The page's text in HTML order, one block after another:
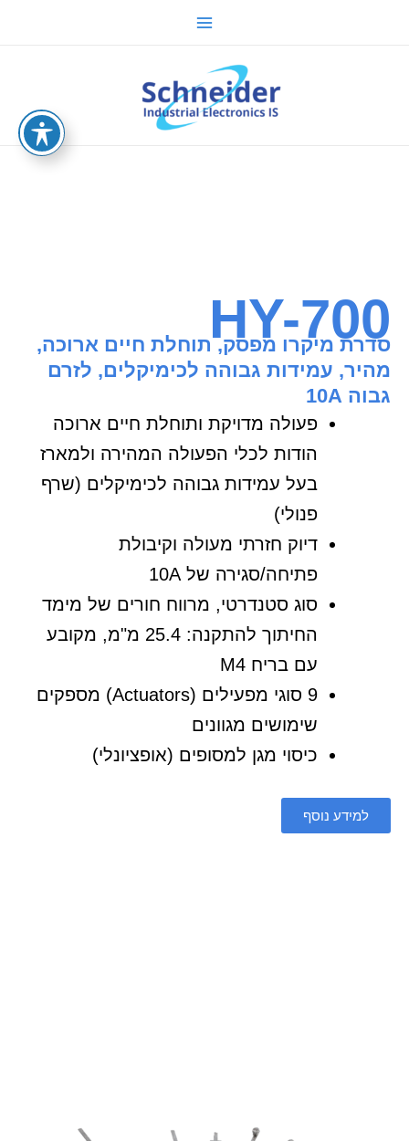
Main
HY-700
סדרת מיקרו מפסק, תוחלת חיים ארוכה,
מהיר, עמידות גבוהה לכימיקלים, לזרם
גבוה 10A
פעולה מדויקת ותוחלת חיים ארוכה
הודות לכלי הפעולה המהירה ולמארז
בעל עמידות גבוהה לכימיקלים (שרף
פנולי)
דיוק חזרתי מעולה וקיבולת
פתיחה/סגירה של 10A
סוג סטנדרטי, מרווח חורים של מימד
החיתוך להתקנה: 25.4 מ"מ, מקובע
עם בריח M4
9 סוגי מפעילים (Actuators) מספקים
שימושים מגוונים
כיסוי מגן למסופים (אופציונלי)
למידע נוסף